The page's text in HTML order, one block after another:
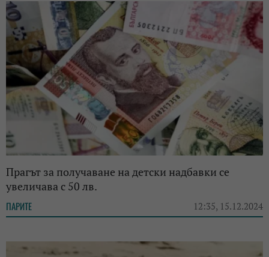
Прагът за получаване на детски надбавки се
увеличава с 50 лв.
ПАРИТЕ 12:35, 15.12.2024